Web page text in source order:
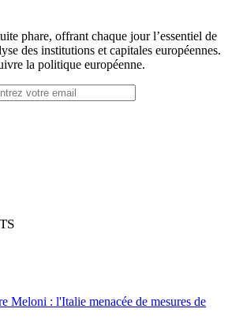
phare, offrant chaque jour l’essentiel de
des institutions et capitales européennes.
la politique européenne.
Meloni : l'Italie menacée de mesures de